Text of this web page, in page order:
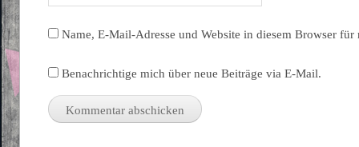
Name, E-Mail-Adresse und Website in diesem Browser
Benachrichtige mich über neue Beiträge via E-Mail.